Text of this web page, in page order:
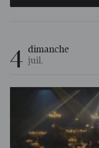
4 dimanche
juil.